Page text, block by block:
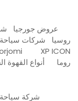
عروض جورجيا
روسيا
شركات
XP ICON
روما
أنواع القهوة
شركة